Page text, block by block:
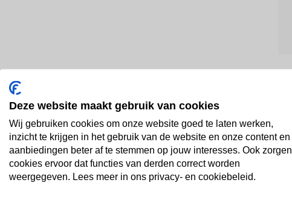
Bel ons
088 66 55 999
Mail ons
Deze website maakt gebruik van cookies
Wij gebruiken cookies om onze website goed te laten werken,
inzicht te krijgen in het gebruik van de website en onze content en
aanbiedingen beter af te stemmen op jouw interesses. Ook zorgen
cookies ervoor dat functies van derden correct worden
weergegeven. Lees meer in ons privacy- en cookiebeleid.